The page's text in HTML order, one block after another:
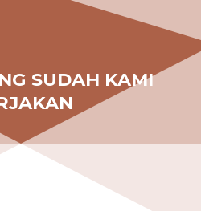
SUDAH KAMI